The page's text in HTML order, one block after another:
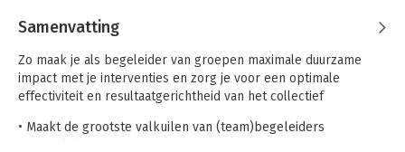
Samenvatting
Zo maak je als begeleider van groepen maximale duurzame
impact met je interventies en zorg je voor een optimale
effectiviteit en resultaatgerichtheid van het collectief
• Maakt de grootste valkuilen van (team)begeleiders